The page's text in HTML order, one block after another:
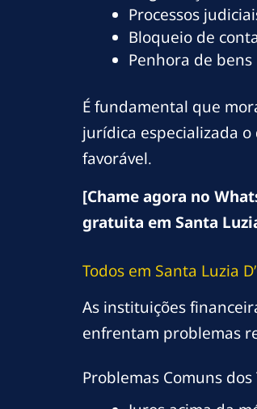
Processos
Bloqueio de
Penhora de bens
É fundamental que
jurídica especializada
favorável.
[Chame agora no
gratuita em Santa
Todos em Santa Luzia
As instituições
enfrentam problemas
Problemas Comuns dos